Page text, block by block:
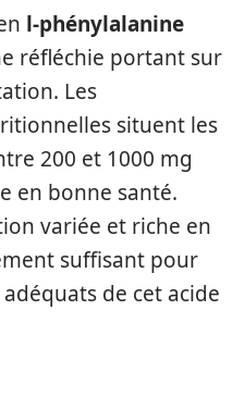
l-phénylalanine
réfléchie portant sur
Les
situent les
200 et 1000 mg
en bonne santé.
variée et riche en
suffisant pour
de cet acide